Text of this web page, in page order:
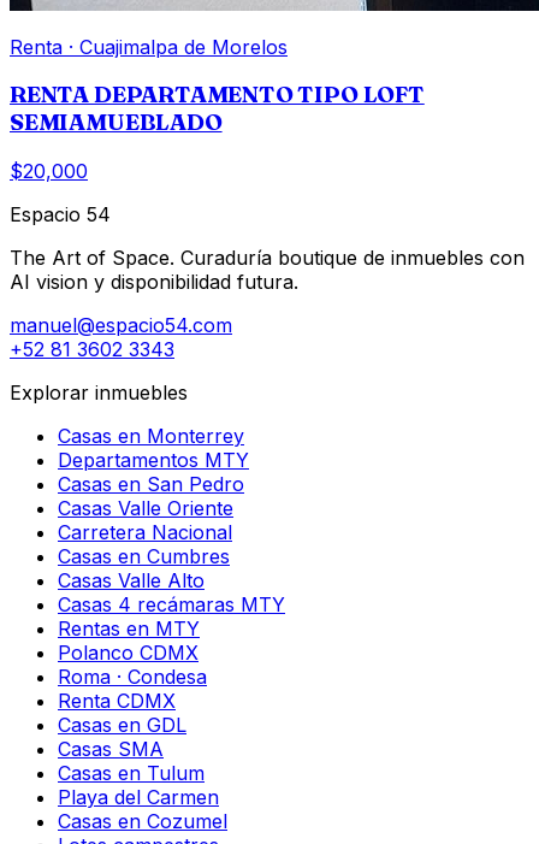
Renta · Cuajimalpa de Morelos
RENTA DEPARTAMENTO TIPO LOFT
SEMIAMUEBLADO
$20,000
Espacio 54
The Art of Space. Curaduría boutique de inmuebles con
AI vision y disponibilidad futura.
manuel@espacio54.com
+52 81 3602 3343
Explorar inmuebles
Casas en Monterrey
Departamentos MTY
Casas en San Pedro
Casas Valle Oriente
Carretera Nacional
Casas en Cumbres
Casas Valle Alto
Casas 4 recámaras MTY
Rentas en MTY
Polanco CDMX
Roma · Condesa
Renta CDMX
Casas en GDL
Casas SMA
Casas en Tulum
Playa del Carmen
Casas en Cozumel